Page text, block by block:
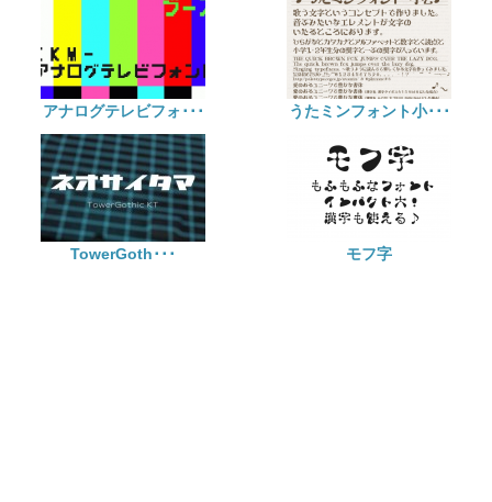
アナログテレビフォ･･･ うたミンフォント小･･･
TowerGoth･･･ モフ字